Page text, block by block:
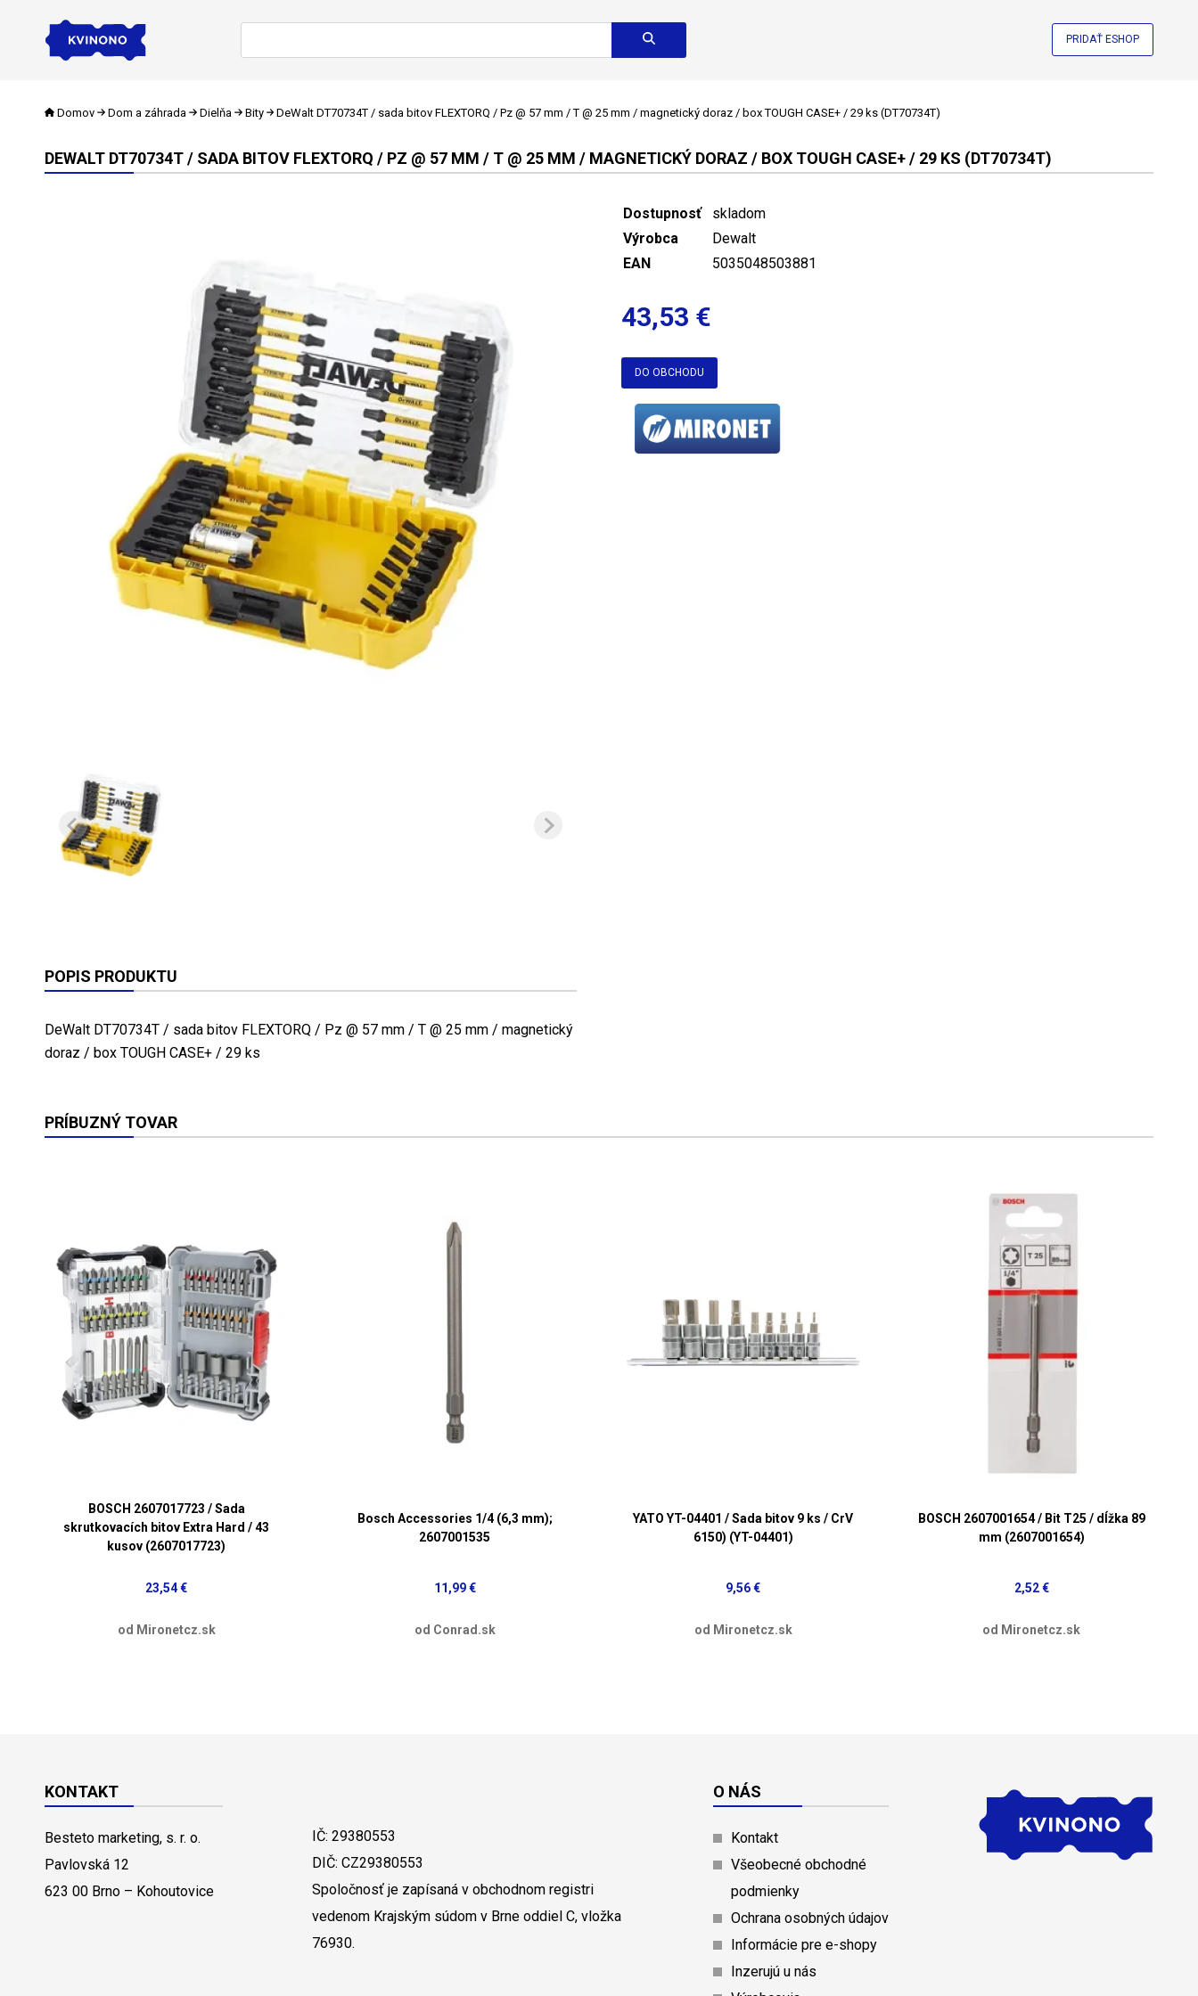
PRIDAŤ ESHOP
Domov Dom a záhrada Dielňa Bity DeWalt DT70734T / sada bitov FLEXTORQ / Pz @ 57 mm / T @ 25 mm / magnetický doraz / box TOUGH CASE+ / 29 ks (DT70734T)
DEWALT DT70734T / SADA BITOV FLEXTORQ / PZ @ 57 MM / T @ 25 MM / MAGNETICKÝ DORAZ / BOX TOUGH CASE+ / 29 KS (DT70734T)
Dostupnosť
skladom
Výrobca
Dewalt
EAN
5035048503881
43,53 €
DO OBCHODU
POPIS PRODUKTU
DeWalt DT70734T / sada bitov FLEXTORQ / Pz @ 57 mm / T @ 25 mm / magnetický
doraz / box TOUGH CASE+ / 29 ks
PRÍBUZNÝ TOVAR
BOSCH 2607017723 / Sada
skrutkovacích bitov Extra Hard / 43
kusov (2607017723)
23,54 €
od Mironetcz.sk
Bosch Accessories 1/4 (6,3 mm);
2607001535
11,99 €
od Conrad.sk
YATO YT-04401 / Sada bitov 9 ks / CrV
6150) (YT-04401)
9,56 €
od Mironetcz.sk
BOSCH 2607001654 / Bit T25 / dĺžka 89
mm (2607001654)
2,52 €
od Mironetcz.sk
KONTAKT
Besteto marketing, s. r. o.
Pavlovská 12
623 00 Brno – Kohoutovice
IČ: 29380553
DIČ: CZ29380553
Spoločnosť je zapísaná v obchodnom registri
vedenom Krajským súdom v Brne oddiel C, vložka
76930.
O NÁS
Kontakt
Všeobecné obchodné
podmienky
Ochrana osobných údajov
Informácie pre e-shopy
Inzerujú u nás